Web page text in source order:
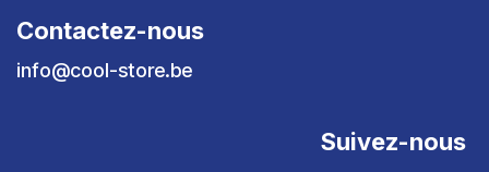
Contactez-nous
info@cool-store.be
Suivez-nous